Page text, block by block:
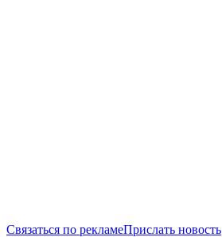
Связаться по рекламеПрислать новость